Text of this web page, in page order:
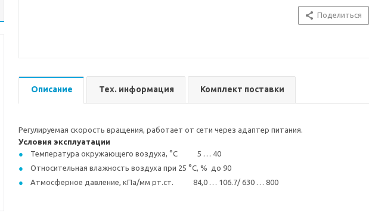
Поделиться
Описание Тех. информация Комплект поставки
Регулируемая скорость вращения, работает от сети через адаптер питания.
Условия эксплуатации
Температура окружающего воздуха, °С 5 … 40
Относительная влажность воздуха при 25 °С, % до 90
Атмосферное давление, кПа/мм рт.ст. 84,0 … 106.7/ 630 … 800